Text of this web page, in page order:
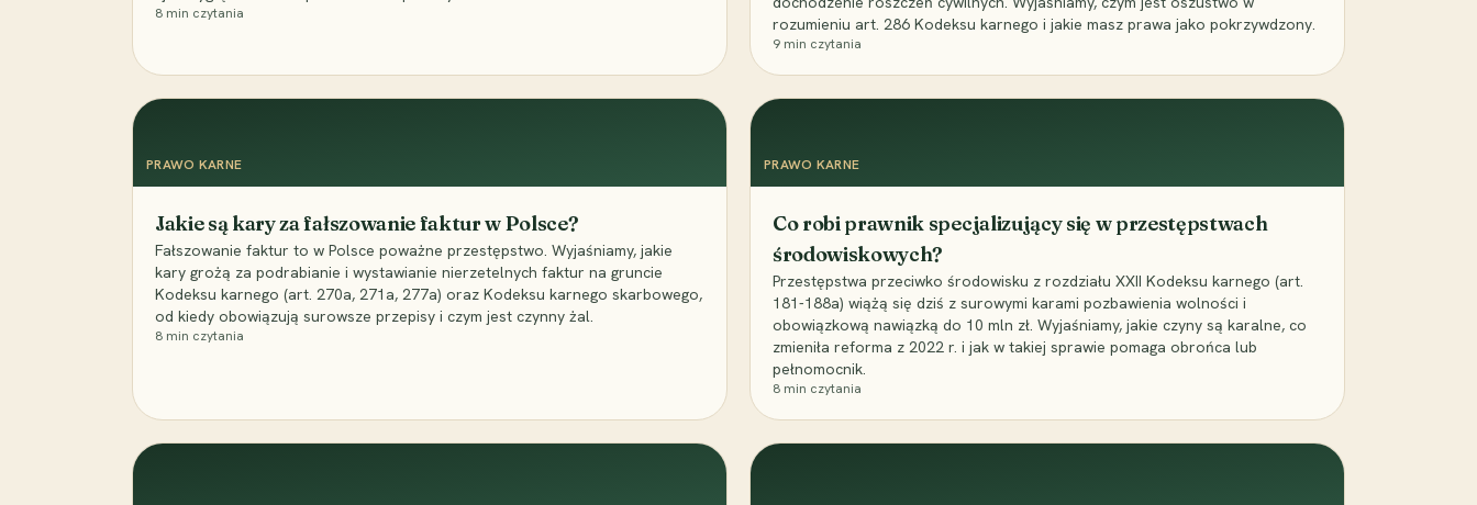
8 min czytania
rozumieniu art. 286 Kodeksu karnego i jakie masz prawa jako pokrzywdzony.
9 min czytania
PRAWO KARNE
Jakie są kary za fałszowanie faktur w Polsce?
Fałszowanie faktur to w Polsce poważne przestępstwo. Wyjaśniamy, jakie
kary grożą za podrabianie i wystawianie nierzetelnych faktur na gruncie
Kodeksu karnego (art. 270a, 271a, 277a) oraz Kodeksu karnego skarbowego,
od kiedy obowiązują surowsze przepisy i czym jest czynny żal.
8 min czytania
PRAWO KARNE
Co robi prawnik specjalizujący się w przestępstwach
środowiskowych?
Przestępstwa przeciwko środowisku z rozdziału XXII Kodeksu karnego (art.
181-188a) wiążą się dziś z surowymi karami pozbawienia wolności i
obowiązkową nawiązką do 10 mln zł. Wyjaśniamy, jakie czyny są karalne, co
zmieniła reforma z 2022 r. i jak w takiej sprawie pomaga obrońca lub
pełnomocnik.
8 min czytania